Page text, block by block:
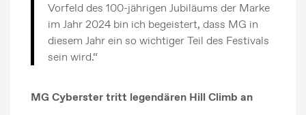
Vorfeld des 100-jährigen Jubiläums der Marke
im Jahr 2024 bin ich begeistert, dass MG in
diesem Jahr ein so wichtiger Teil des Festivals
sein wird.“
MG Cyberster tritt legendären Hill Climb an